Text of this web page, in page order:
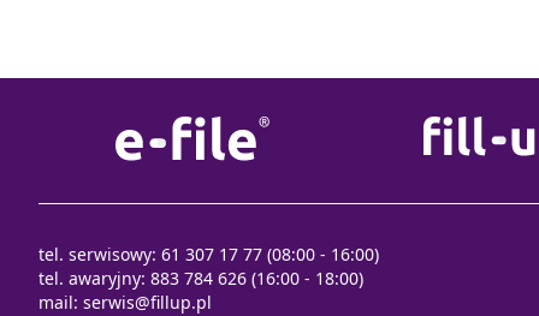
tel. serwisowy: 61 307 17 77 (08:00 - 16:00)
tel. awaryjny: 883 784 626 (16:00 - 18:00)
mail: serwis@fillup.pl